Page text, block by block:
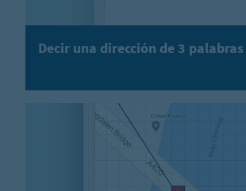
Decir una dirección de 3 palabras